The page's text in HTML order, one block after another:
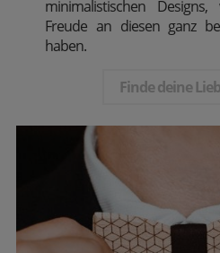
minimalistischen
Freude an diesen ganz
haben.
Finde deine